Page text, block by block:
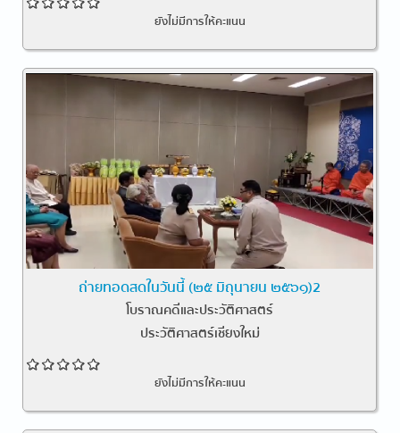
ยังไม่มีการให้คะแนน
ถ่ายทอดสดในวันนี้ (๒๕ มิถุนายน ๒๕๖๑)2
โบราณคดีและประวัติศาสตร์
ประวัติศาสตร์เชียงใหม่
ยังไม่มีการให้คะแนน